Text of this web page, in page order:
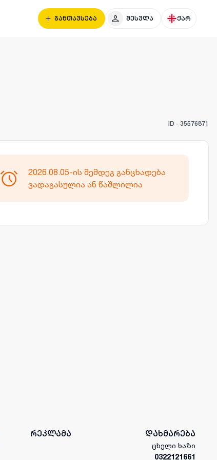
განთავსება შესვლა ქარ
ID - 35576871
2026.08.05-ის შემდეგ განცხადება
ვადაგასულია ან წაშლილია
რეკლამა დახმარება
ცხელი ხაზი
0322121661